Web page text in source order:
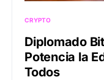
CRYPTO
Diplomado
Potencia la
Todos